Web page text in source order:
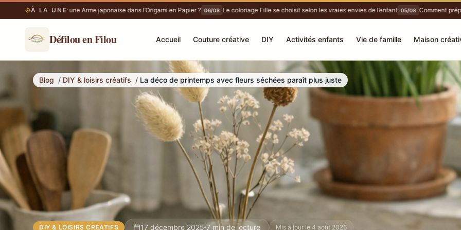
À LA UNE
Faut-il voir une Arme japonaise dans l’Origami en Papier ? 06/08 Le coloriage Fille se choisit selon les vraies envies de l’enfant 05/08 Comment
Défilou en Filou Accueil Couture créative DIY Activités enfants Vie de famille Maison
La déco de printemps avec fleurs séchées paraît plus juste
Blog / DIY & loisirs créatifs / La déco de printemps avec fleurs séchées paraît plus juste
DIY & LOISIRS CRÉATIFS 17 décembre 2025 7 min de lecture Mis à jour le 4 août 2026